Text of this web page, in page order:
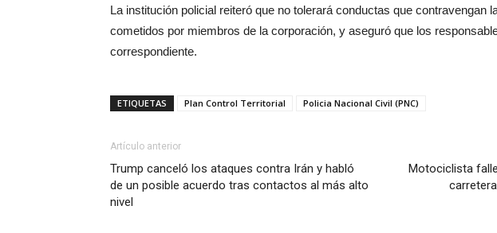
La institución policial reiteró que no tolerará conductas que contravengan
cometidos por miembros de la corporación, y aseguró que los
correspondiente.
ETIQUETAS Plan Control Territorial Policia Nacional Civil (PNC)
Artículo anterior
Trump canceló los ataques contra Irán y habló
de un posible acuerdo tras contactos al más alto
nivel
Motociclista